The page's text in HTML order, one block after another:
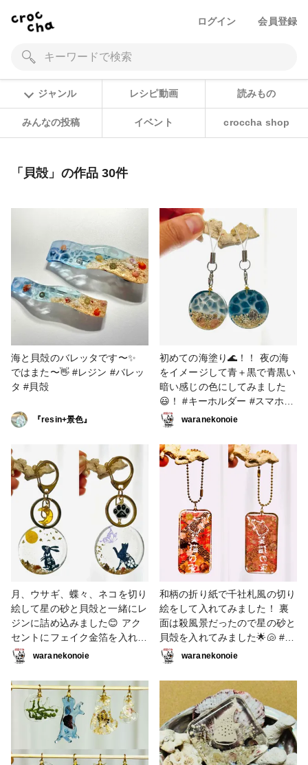
ログイン 会員登録
ジャンル レシピ動画 読みもの
みんなの投稿 イベント croccha shop
「貝殻」の作品 30件
海と貝殻のバレッタです〜✨
ではまた〜👋 #レジン #バレッ
タ #貝殻
『resin+景色』
初めての海塗り🌊！！ 夜の海
をイメージして青＋黒で青黒い
暗い感じの色にしてみました
😃！ #キーホルダー #スマホア
クセ #海塗り #星の砂 #貝殻
waranekonoie
月、ウサギ、蝶々、ネコを切り
絵して星の砂と貝殻と一緒にレ
ジンに詰め込みました😊 アク
セントにフェイク金箔を入れ
て、背面にはホワイトの蓄光の
パウダーを入れて暗い場所では
薄っすらと光るようにしてみま
した😄！ #キーホルダー #折り
紙 #切り絵 #猫 #ウサギ #蝶々
#満月 #星の砂 #貝殻
waranekonoie
和柄の折り紙で千社札風の切り
絵をして入れてみました！ 裏
面は殺風景だったので星の砂と
貝殻を入れてみました🌟🐚 #キ
ーホルダー #折り紙 #星の砂 #
貝殻 #和柄 #切り絵 #千社札
waranekonoie